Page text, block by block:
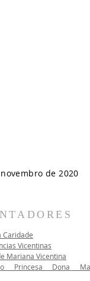
de 2020
Caridade
Vicentinas
Mariana Vicentina
Princesa Dona